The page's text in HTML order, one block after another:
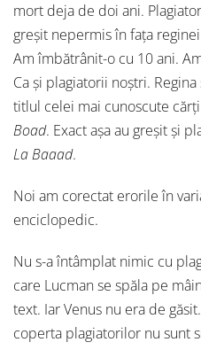
mort deja de doi ani.
greșit nepermis în fața
Am îmbătrânit-o cu 10 ani.
Ca și plagiatorii noștri.
titlul celei mai cunoscute cărți
Boad. Exact așa au greșit și
La Baaad.
Noi am corectat erorile în
enciclopedic.
Nu s-a întâmplat nimic cu
care Lucman se spăla pe
text. Iar Venus nu era de
coperta plagiatorilor nu sunt